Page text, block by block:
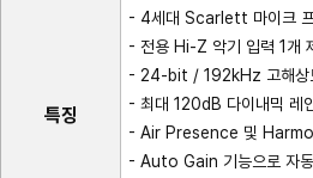
특징
- 4세대 Scarlett 마이크 프
- 전용 Hi-Z 악기 입력 1개
- 24-bit / 192kHz 고해상
- 최대 120dB 다이내믹 레
- Air Presence 및
- Auto Gain 기능으로 자